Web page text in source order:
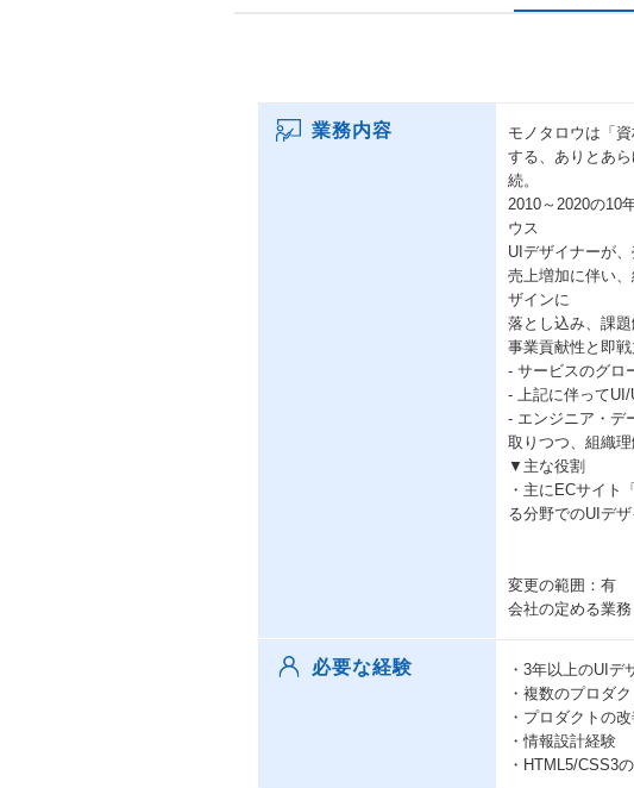
業務内容
モノタロウは「
する、ありとあ
続。
2010～2020の10
ウス
UIデザイナーが
売上増加に伴い
ザインに
落とし込み、課
事業貢献性と即戦
- サービスのグロ
- 上記に伴ってUI/
- エンジニア・デ
取りつつ、組織
▼主な役割
・主にECサイト
る分野でのUIデ
変更の範囲：有
会社の定める業務
必要な経験
・3年以上のUIデ
・複数のプロダ
・プロダクトの
・情報設計経験
・HTML5/CSS3